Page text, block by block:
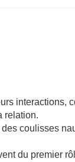
interactions,
relation.
coulisses
du premier